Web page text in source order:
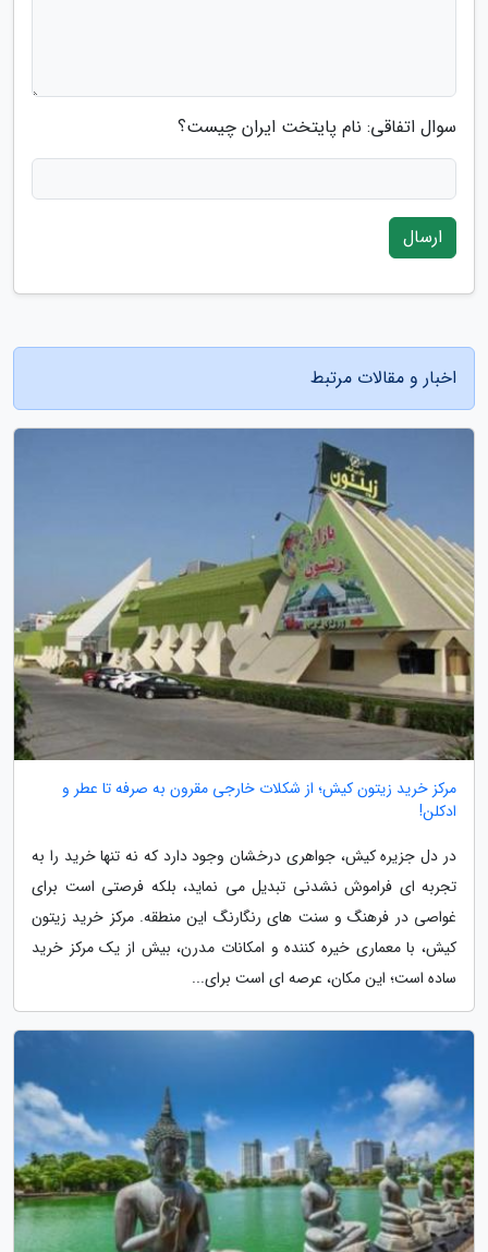
سوال اتفاقی: نام پایتخت ایران چیست؟
ارسال
اخبار و مقالات مرتبط
مرکز خرید زیتون کیش؛ از شکلات خارجی مقرون به صرفه تا عطر و
ادکلن!
در دل جزیره کیش، جواهری درخشان وجود دارد که نه تنها خرید را به
تجربه ای فراموش نشدنی تبدیل می نماید، بلکه فرصتی است برای
غواصی در فرهنگ و سنت های رنگارنگ این منطقه. مرکز خرید زیتون
کیش، با معماری خیره کننده و امکانات مدرن، بیش از یک مرکز خرید
ساده است؛ این مکان، عرصه ای است برای...